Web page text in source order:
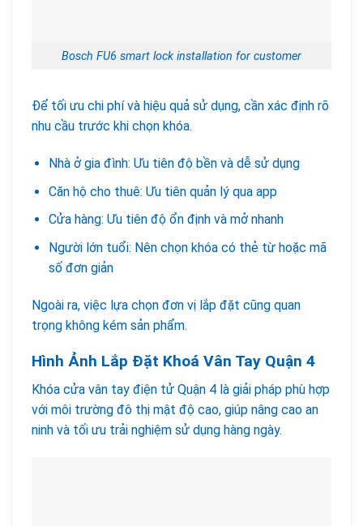
Bosch FU6 smart lock installation for customer
Để tối ưu chi phí và hiệu quả sử dụng, cần xác định rõ
nhu cầu trước khi chọn khóa.
Nhà ở gia đình: Ưu tiên độ bền và dễ sử dụng
Căn hộ cho thuê: Ưu tiên quản lý qua app
Cửa hàng: Ưu tiên độ ổn định và mở nhanh
Người lớn tuổi: Nên chọn khóa có thẻ từ hoặc mã
số đơn giản
Ngoài ra, việc lựa chọn đơn vị lắp đặt cũng quan
trọng không kém sản phẩm.
Hình Ảnh Lắp Đặt Khoá Vân Tay Quận 4
Khóa cửa vân tay điện tử Quận 4 là giải pháp phù hợp
với môi trường đô thị mật độ cao, giúp nâng cao an
ninh và tối ưu trải nghiệm sử dụng hàng ngày.